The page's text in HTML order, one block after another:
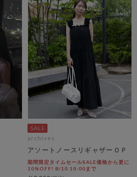
archives
アソートノースリギャザーＯＰ
期間限定タイムセールSALE価格から更に
10%OFF! 8/10 10:00まで